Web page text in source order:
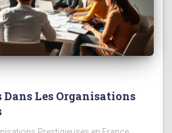
Les Organisations